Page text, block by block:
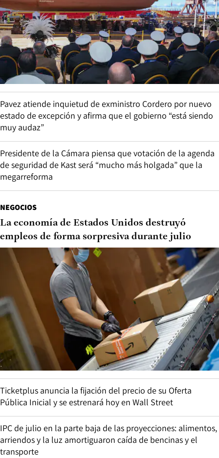
Pavez atiende inquietud de exministro Cordero por nuevo
estado de excepción y afirma que el gobierno “está siendo
muy audaz”
Presidente de la Cámara piensa que votación de la agenda
de seguridad de Kast será “mucho más holgada” que la
megarreforma
NEGOCIOS
La economía de Estados Unidos destruyó
empleos de forma sorpresiva durante julio
Ticketplus anuncia la fijación del precio de su Oferta
Pública Inicial y se estrenará hoy en Wall Street
IPC de julio en la parte baja de las proyecciones: alimentos,
arriendos y la luz amortiguaron caída de bencinas y el
transporte